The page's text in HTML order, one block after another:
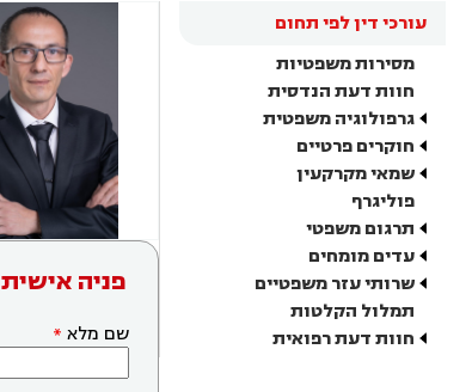
עורכי דין לפי תחום
מסירות משפטיות
חוות דעת הנדסית
גרפולוגיה משפטית
חוקרים פרטיים
שמאי מקרקעין
פוליגרף
תרגום משפטי
עדים מומחים
שרותי עזר משפטיים
תמלול הקלטות
חוות דעת רפואית
פניה אישית
שם מלא